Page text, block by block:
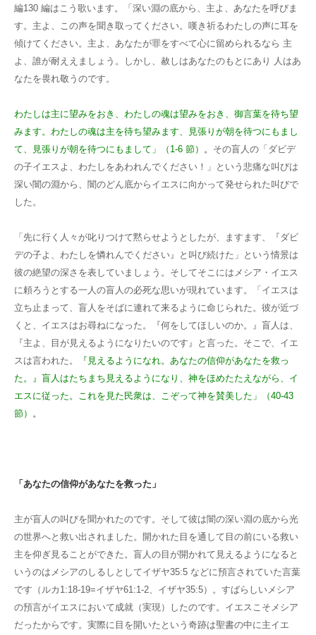
編130 編はこう歌います。「深い淵の底から、主よ、あなたを呼びま
す。主よ、この声を聞き取ってください。嘆き祈るわたしの声に耳を
傾けてください。主よ、あなたが罪をすべて心に留められるなら 主
よ、誰が耐ええましょう。しかし、赦しはあなたのもとにあり 人はあ
なたを畏れ敬うのです。
わたしは主に望みをおき、わたしの魂は望みをおき、御言葉を待ち望
みます。わたしの魂は主を待ち望みます、見張りが朝を待つにもまし
て、見張りが朝を待つにもまして」（1-6 節） 。 その盲人の「ダビデ
の子イエスよ、わたしをあわれんでください！」という悲痛な叫びは
深い闇の淵から、闇のどん底からイエスに向かって発せられた叫びで
した。
「先に行く人々が叱りつけて黙らせようとしたが、ますます、『ダビ
デの子よ、わたしを憐れんでください』と叫び続けた」という情景は
彼の絶望の深さを表していましょう。そしてそこにはメシア・イエス
に頼ろうとする一人の盲人の必死な思いが現れています。「イエスは
立ち止まって、盲人をそばに連れて来るように命じられた。彼が近づ
くと、イエスはお尋ねになった。『何をしてほしいのか。』盲人は、
『主よ、目が見えるようになりたいのです』と言った。そこで、イエ
スは言われた。
『見えるようになれ。あなたの信仰があなたを救っ
た。』盲人はたちまち見えるようになり、神をほめたたえながら、イ
エスに従った。これを見た民衆は、こぞって神を賛美した」（40-43
節） 。
「あなたの信仰があなたを救った」
主が盲人の叫びを聞かれたのです。そして彼は闇の深い淵の底から光
の世界へと救い出されました。開かれた目を通して目の前にいる救い
主を仰ぎ見ることができた。盲人の目が開かれて見えるようになると
いうのはメシアのしるしとしてイザヤ35:5 などに預言されていた言葉
です（ルカ1:18-19=イザヤ61:1-2、イザヤ35:5）。すばらしいメシア
の預言がイエスにおいて成就（実現）したのです。イエスこそメシア
だったからです。実際に目を開いたという奇跡は聖書の中に主イエ